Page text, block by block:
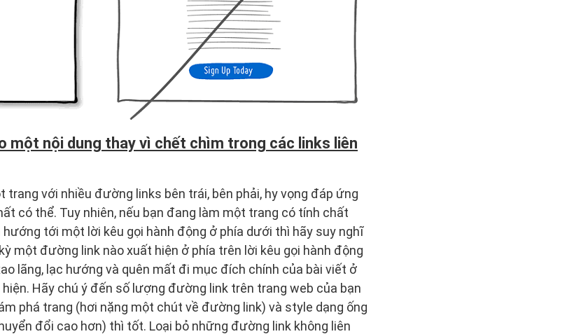
một nội dung thay vì chết chìm trong các links liên
với nhiều đường links bên trái, bên phải, hy vọng đáp ứng
có thể. Tuy nhiên, nếu bạn đang làm một trang có tính chất
tới một lời kêu gọi hành động ở phía dưới thì hãy suy nghĩ
một đường link nào xuất hiện ở phía trên lời kêu gọi hành động
lãng, lạc hướng và quên mất đi mục đích chính của bài viết ở
Hãy chú ý đến số lượng đường link trên trang web của bạn
phá trang (hơi nặng một chút về đường link) và style dạng ống
đổi cao hơn) thì tốt. Loại bỏ những đường link không liên